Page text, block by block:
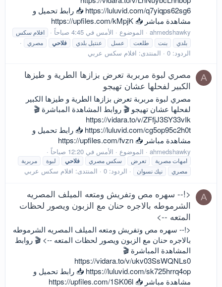
https://luluvid.com/q7yiqps62sg6 📥 رابط تحميل و
مشاهدة مباشر 📥 https://upfiles.com/kMpjK
ahmedshawky الموضوع الأمس في 4:45 صباحاً
افلام سكس
بلدي
بنت طلعت عسل عنتيل بلدي فلاحي مصري
الردود: 0 المنتدى: افلام سكس عربي
A
مصري لبوة مربربة تعرض بزازها الطرية و طيزها
الكبير لفحلها عشان تهيجو
مصري لبوة مربربة تعرض بزازها الطرية و طيزها الكبير
لفحلها عشان تهيجو 🎬 روابط المشاهدة المباشرة 🎬
https://vidara.to/v/ZFfjJ3SY33vIk
https://luluvid.com/cg5op95c2h0t 📥 رابط تحميل و
مشاهدة مباشر 📥 https://upfiles.com/fvzn
ahmedshawky الموضوع الأمس في 12:20 صباحاً
امهات مصرية تعرض سكس مصري فلاحي لبوة
مربربة
مصري
نيك نسوان الردود: 0 المنتدى: افلام سكس عربي
A
<!-- سهره مص وتفريش ومتعه الميلف المصريه
الشرموطه بالاجره حنان مع الزبون ويصور لحظات
المتعه -->
<!-- سهره مص وتفريش ومتعه الميلف المصريه الشرموطه
بالاجره حنان مع الزبون ويصور لحظات المتعه --> 🎬 روابط
المشاهدة المباشرة 🎬
https://vidara.to/v/ukv03SsWQNLs0
https://luluvid.com/sk725hrrq4op 📥 رابط تحميل و
مشاهدة مباشر 📥 https://upfiles.com/1SK06l